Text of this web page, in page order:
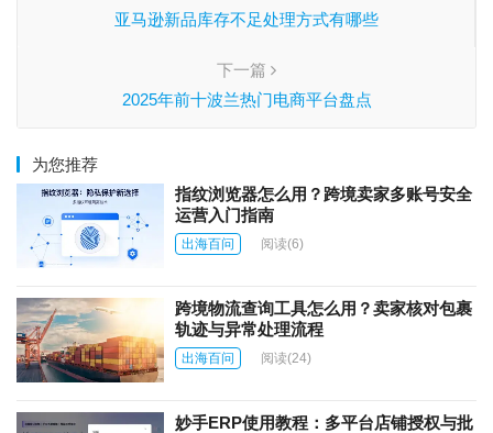
亚马逊新品库存不足处理方式有哪些
下一篇
2025年前十波兰热门电商平台盘点
为您推荐
指纹浏览器怎么用？跨境卖家多账号安全
运营入门指南
出海百问 阅读(6)
跨境物流查询工具怎么用？卖家核对包裹
轨迹与异常处理流程
出海百问 阅读(24)
妙手ERP使用教程：多平台店铺授权与批